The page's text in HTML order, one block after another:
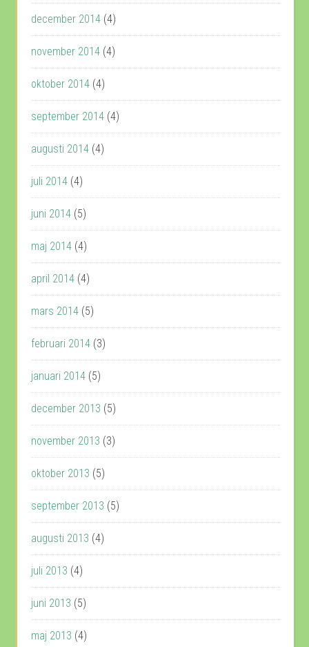
december 2014 (4)
november 2014 (4)
oktober 2014 (4)
september 2014 (4)
augusti 2014 (4)
juli 2014 (4)
juni 2014 (5)
maj 2014 (4)
april 2014 (4)
mars 2014 (5)
februari 2014 (3)
januari 2014 (5)
december 2013 (5)
november 2013 (3)
oktober 2013 (5)
september 2013 (5)
augusti 2013 (4)
juli 2013 (4)
juni 2013 (5)
maj 2013 (4)